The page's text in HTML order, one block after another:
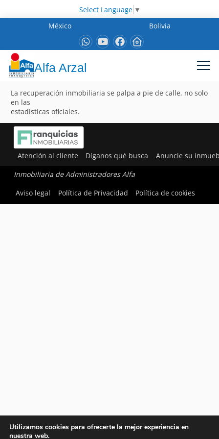
Select Language ▼
México
Bolivia
Alfa Arzal
La recuperación inmobiliaria se palpa a pie de calle, no solo
en las
estadísticas oficiales.
Atención al cliente Díganos qué busca Anuncie su
Inmobiliaria de Administradores Alfa
Aviso legal
Política de Privacidad Política de cookies
Utilizamos cookies para ofrecerte la mejor experiencia en
nuestra web.